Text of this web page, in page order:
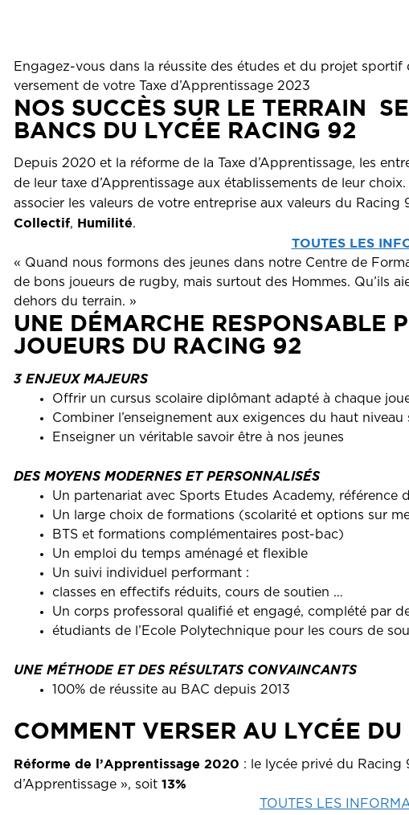
Engagez-vous dans la réussite des études et du projet sportif
versement de votre Taxe d’Apprentissage 2023
NOS SUCCÈS SUR LE TERRAIN
BANCS DU LYCÉE RACING 92
Depuis 2020 et la réforme de la Taxe d’Apprentissage, les
de leur taxe d’Apprentissage aux établissements de leur choix.
associer les valeurs de votre entreprise aux valeurs du Racing
Collectif, Humilité.
TOUTES LES
« Quand nous formons des jeunes dans notre Centre de
de bons joueurs de rugby, mais surtout des Hommes. Qu’ils
dehors du terrain. »
UNE DÉMARCHE RESPONSABLE
JOUEURS DU RACING 92
3 ENJEUX MAJEURS
Offrir un cursus scolaire diplômant adapté à chaque
Combiner l’enseignement aux exigences du haut niveau
Enseigner un véritable savoir être à nos jeunes
DES MOYENS MODERNES ET PERSONNALISÉS
Un partenariat avec Sports Etudes Academy,
Un large choix de formations (scolarité et options sur
BTS et formations complémentaires post-bac)
Un emploi du temps aménagé et flexible
Un suivi individuel performant :
classes en effectifs réduits, cours de soutien …
Un corps professoral qualifié et engagé, complété par
étudiants de l’Ecole Polytechnique pour les cours de
UNE MÉTHODE ET DES RÉSULTATS CONVAINCANTS
100% de réussite au BAC depuis 2013
COMMENT VERSER AU LYCÉE
Réforme de l’Apprentissage 2020 : le lycée privé du Racing
d’Apprentissage », soit 13%
TOUTES LES